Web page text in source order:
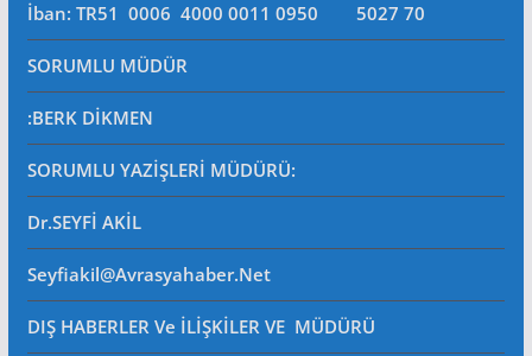
İban: TR51 0006 4000 0011 0950 5027 70
SORUMLU MÜDÜR
:BERK DİKMEN
SORUMLU YAZİŞLERİ MÜDÜRÜ:
Dr.SEYFİ AKİL
Seyfiakil@avrasyahaber.net
DIŞ HABERLER Ve İLİŞKİLER VE MÜDÜRÜ